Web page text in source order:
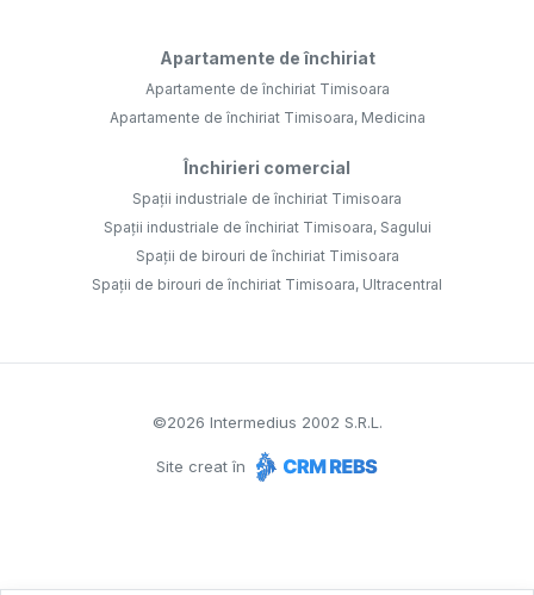
Apartamente de închiriat
Apartamente de închiriat Timisoara
Apartamente de închiriat Timisoara, Medicina
Închirieri comercial
Spații industriale de închiriat Timisoara
Spații industriale de închiriat Timisoara, Sagului
Spații de birouri de închiriat Timisoara
Spații de birouri de închiriat Timisoara, Ultracentral
©2026 Intermedius 2002 S.R.L.
Site creat în